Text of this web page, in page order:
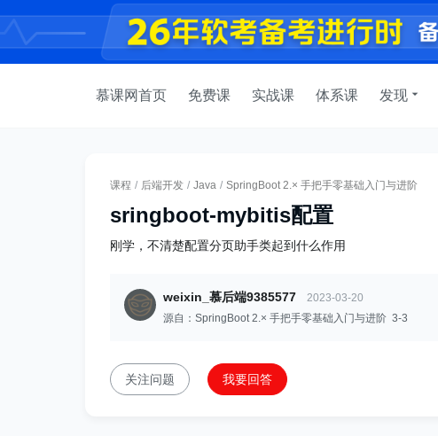
慕课网首页 免费课 实战课 体系课 发现
课程 / 后端开发 / Java / SpringBoot 2.× 手把手零基础入门与进阶
sringboot-mybitis配置
刚学，不清楚配置分页助手类起到什么作用
weixin_慕后端9385577
2023-03-20
源自：SpringBoot 2.× 手把手零基础入门与进阶 3-3
关注问题 我要回答